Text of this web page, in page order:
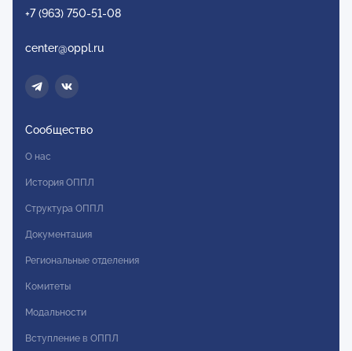
+7 (963) 750-51-08
center@oppl.ru
Сообщество
О нас
История ОППЛ
Структура ОППЛ
Документация
Региональные отделения
Комитеты
Модальности
Вступление в ОППЛ